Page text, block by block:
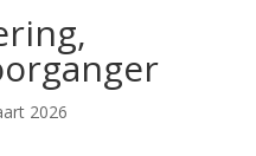
2026